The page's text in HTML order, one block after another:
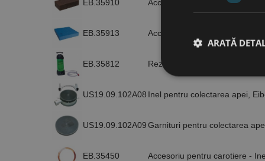
EB.35910 Accesoriu pentru carotiere -
EB.35913 Accesoriu pentru carotiere -
EB.35812 Rezervor de apa presurizat, 10
US19.09.102A08 Inel pentru colectarea apei,
US19.09.102A09Garnituri pentru colectarea
EB.35450 Accesoriu pentru carotiere -
ARATĂ
Cookie-urile strict
contului. Site-ul
Nume